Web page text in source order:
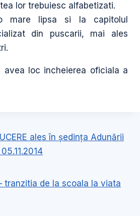
lor trebuiesc alfabetizati.
mare lipsa si la capitolul
din puscarii, mai ales
avea loc incheierea oficiala a
ales în ședința Adunării
tranzitia de la scoala la viata